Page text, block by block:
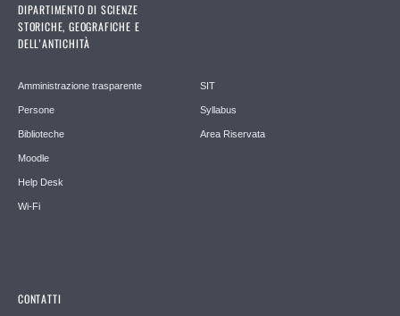
DIPARTIMENTO DI SCIENZE
STORICHE, GEOGRAFICHE E
DELL’ANTICHITÀ
Amministrazione trasparente
Persone
Biblioteche
Moodle
Help Desk
Wi-Fi
SIT
Syllabus
Area Riservata
CONTATTI